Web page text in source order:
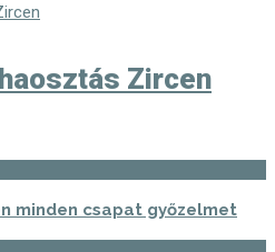
Zircen
minden csapat győzelmet